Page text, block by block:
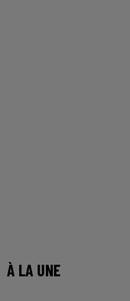
À LA UNE